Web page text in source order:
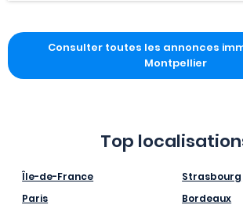
Consulter toutes les annonces
Montpellier
Top
Île-de-France
Paris
Strasbourg
Bordeaux